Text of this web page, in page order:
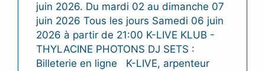
juin 2026. Du mardi 02 au dimanche 07
juin 2026 Tous les jours Samedi 06 juin
2026 à partir de 21:00 K-LIVE KLUB -
THYLACINE PHOTONS DJ SETS :
Billeterie en ligne K-LIVE, arpenteur